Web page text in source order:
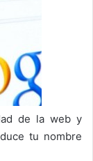
de la web y
tu nombre